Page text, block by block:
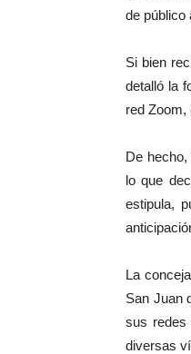
de público
Si bien
detalló la
red Zoom,
De
lo que
estipula,
La
San Juan
sus redes
diversas